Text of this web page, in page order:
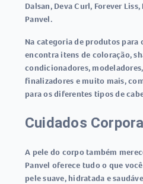
Dalsan, Deva Curl, Forever
Panvel.
Na categoria de produtos para
encontra itens de coloração,
condicionadores,
finalizadores e muito mais,
para os diferentes tipos de
Cuidados
A pele do corpo também
Panvel oferece tudo o que
pele suave, hidratada e